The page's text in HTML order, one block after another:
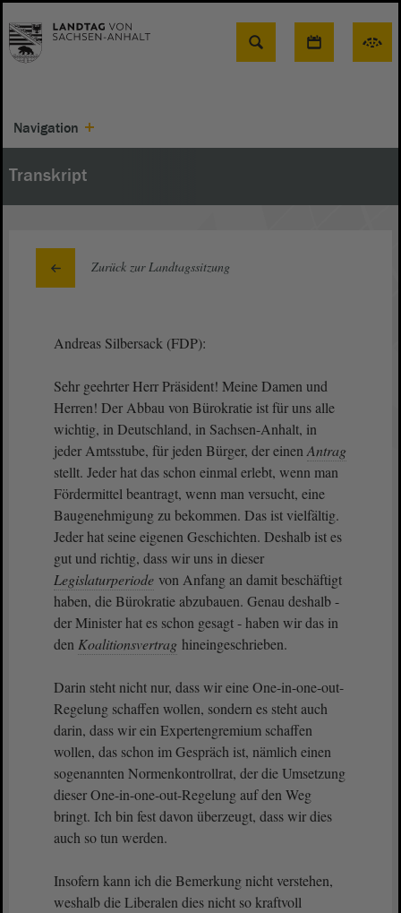
Suche
Navigation
Transkript
Zurück zur Landtagssitzung
Andreas Silbersack (FDP):
Sehr geehrter Herr Präsident! Meine Damen und
Herren! Der Abbau von Bürokratie ist für uns alle
wichtig, in Deutschland, in Sachsen-Anhalt, in
jeder Amtsstube, für jeden Bürger, der einen Antrag
stellt. Jeder hat das schon einmal erlebt, wenn man
Fördermittel beantragt, wenn man versucht, eine
Baugenehmigung zu bekommen. Das ist vielfältig.
Jeder hat seine eigenen Geschichten. Deshalb ist es
gut und richtig, dass wir uns in dieser
Legislaturperiode von Anfang an damit beschäftigt
haben, die Bürokratie abzubauen. Genau deshalb -
der Minister hat es schon gesagt - haben wir das in
den Koalitionsvertrag hineingeschrieben.
Darin steht nicht nur, dass wir eine One-in-one-out-
Regelung schaffen wollen, sondern es steht auch
darin, dass wir ein Expertengremium schaffen
wollen, das schon im Gespräch ist, nämlich einen
sogenannten Normenkontrollrat, der die Umsetzung
dieser One-in-one-out-Regelung auf den Weg
bringt. Ich bin fest davon überzeugt, dass wir dies
auch so tun werden.
Insofern kann ich die Bemerkung nicht verstehen,
weshalb die Liberalen dies nicht so kraftvoll